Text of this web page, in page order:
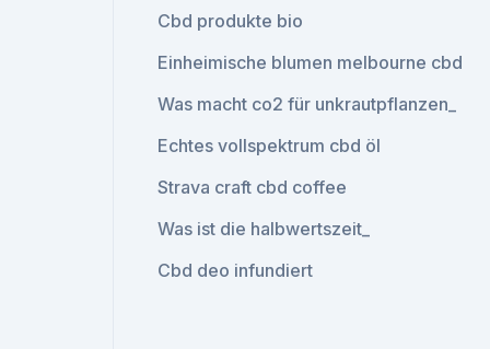
Cbd produkte bio
Einheimische blumen melbourne cbd
Was macht co2 für unkrautpflanzen_
Echtes vollspektrum cbd öl
Strava craft cbd coffee
Was ist die halbwertszeit_
Cbd deo infundiert